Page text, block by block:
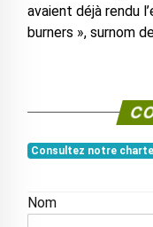
avaient déjà rendu
burners », surnom
Consultez notre
Nom